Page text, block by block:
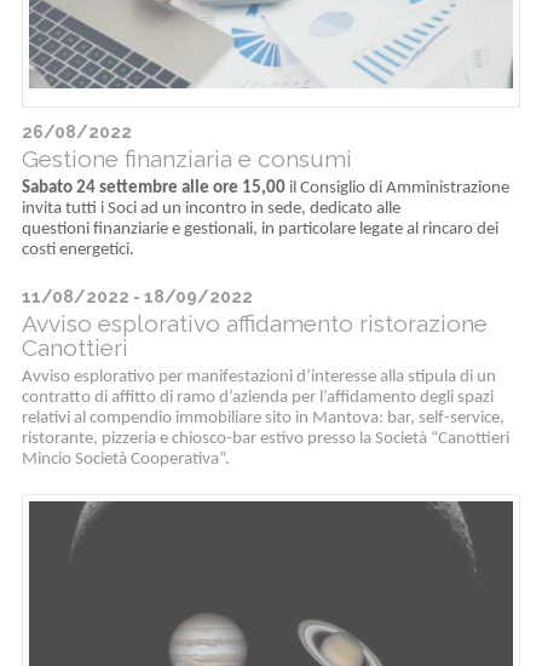
26/08/2022
Gestione finanziaria e consumi
Sabato 24 settembre alle ore 15,00 il Consiglio di Amministrazione
invita tutti i Soci ad un incontro in sede, dedicato alle
questioni finanziarie e gestionali, in particolare legate al rincaro dei
costi energetici.
11/08/2022 - 18/09/2022
Avviso esplorativo affidamento ristorazione
Canottieri
Avviso esplorativo per manifestazioni d’interesse alla stipula di un
contratto di affitto di ramo d’azienda per l’affidamento degli spazi
relativi al compendio immobiliare sito in Mantova: bar, self-service,
ristorante, pizzeria e chiosco-bar estivo presso la Società “Canottieri
Mincio Società Cooperativa”.